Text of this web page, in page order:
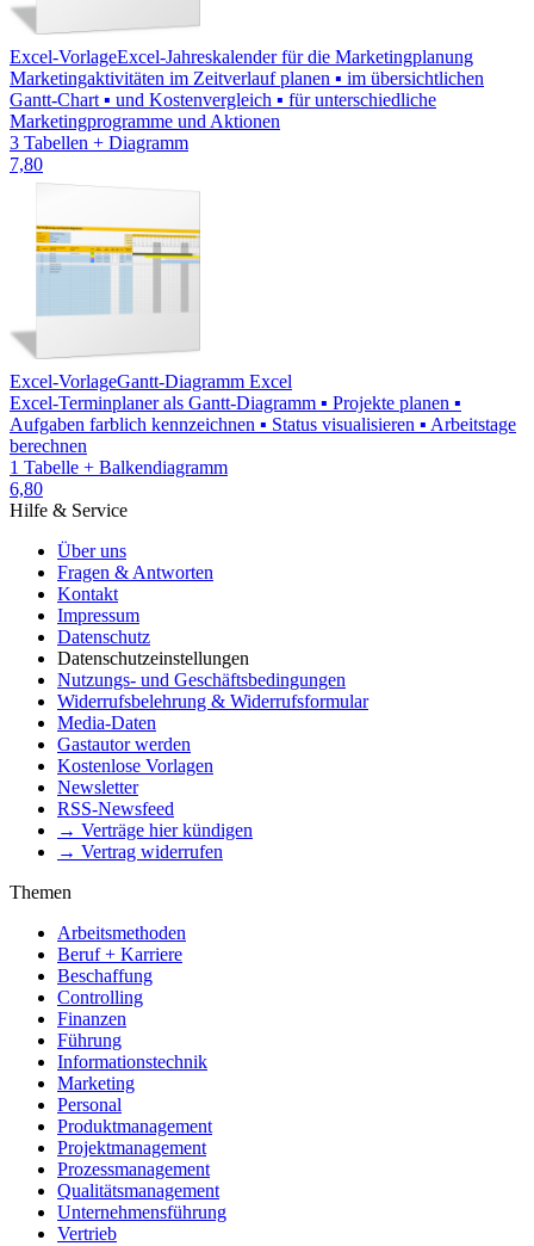
Excel-VorlageExcel-Jahreskalender für die Marketingplanung
Marketingaktivitäten im Zeitverlauf planen ▪ im übersichtlichen
Gantt-Chart ▪ und Kostenvergleich ▪ für unterschiedliche
Marketingprogramme und Aktionen
3 Tabellen + Diagramm
7,80
Excel-VorlageGantt-Diagramm Excel
Excel-Terminplaner als Gantt-Diagramm ▪ Projekte planen ▪
Aufgaben farblich kennzeichnen ▪ Status visualisieren ▪ Arbeitstage
berechnen
1 Tabelle + Balkendiagramm
6,80
Hilfe & Service
Über uns
Fragen & Antworten
Kontakt
Impressum
Datenschutz
Datenschutzeinstellungen
Nutzungs- und Geschäftsbedingungen
Widerrufsbelehrung & Widerrufsformular
Media-Daten
Gastautor werden
Kostenlose Vorlagen
Newsletter
RSS-Newsfeed
→ Verträge hier kündigen
→ Vertrag widerrufen
Themen
Arbeitsmethoden
Beruf + Karriere
Beschaffung
Controlling
Finanzen
Führung
Informationstechnik
Marketing
Personal
Produktmanagement
Projektmanagement
Prozessmanagement
Qualitätsmanagement
Unternehmensführung
Vertrieb